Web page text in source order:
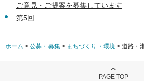
ご意見・ご提案を募集しています
第5回
ホーム > 公募・募集 > まちづくり・環境 > 道路・
PAGE TOP